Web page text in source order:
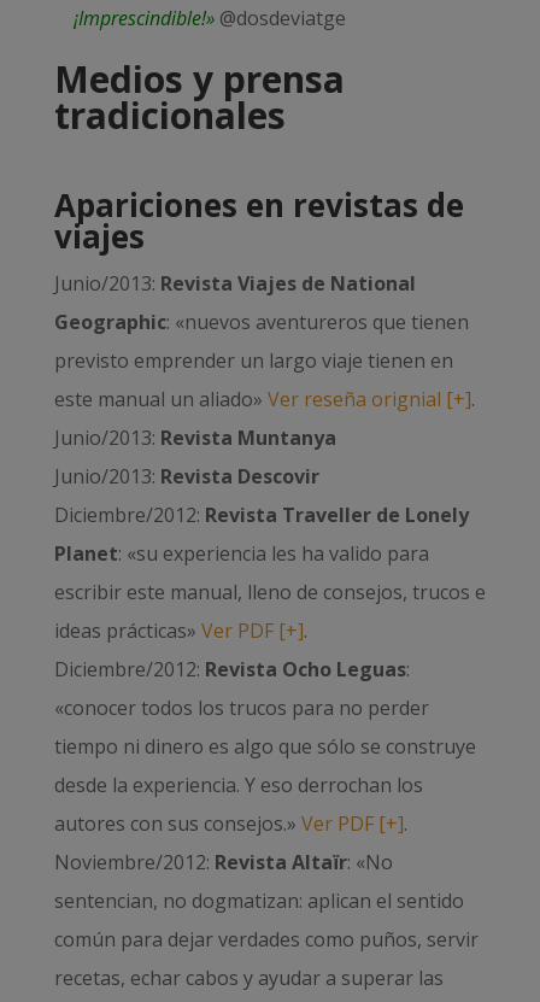
¡Imprescindible!» @dosdeviatge
Medios y prensa
tradicionales
Apariciones en revistas de
viajes
Junio/2013: Revista Viajes de National
Geographic: «nuevos aventureros que tienen
previsto emprender un largo viaje tienen en
este manual un aliado» Ver reseña orignial [+].
Junio/2013: Revista Muntanya
Junio/2013: Revista Descovir
Diciembre/2012: Revista Traveller de Lonely
Planet: «su experiencia les ha valido para
escribir este manual, lleno de consejos, trucos e
ideas prácticas» Ver PDF [+].
Diciembre/2012: Revista Ocho Leguas:
«conocer todos los trucos para no perder
tiempo ni dinero es algo que sólo se construye
desde la experiencia. Y eso derrochan los
autores con sus consejos.» Ver PDF [+].
Noviembre/2012: Revista Altaïr: «No
sentencian, no dogmatizan: aplican el sentido
común para dejar verdades como puños, servir
recetas, echar cabos y ayudar a superar las